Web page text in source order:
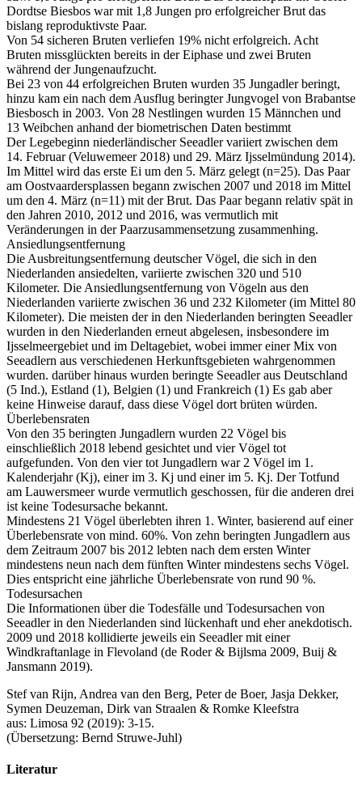
Dordtse Biesbos war mit 1,8 Jungen pro erfolgreicher Brut das
bislang reproduktivste Paar.
Von 54 sicheren Bruten verliefen 19% nicht erfolgreich. Acht
Bruten missglückten bereits in der Eiphase und zwei Bruten
während der Jungenaufzucht.
Bei 23 von 44 erfolgreichen Bruten wurden 35 Jungadler beringt,
hinzu kam ein nach dem Ausflug beringter Jungvogel von Brabantse
Biesbosch in 2003. Von 28 Nestlingen wurden 15 Männchen und
13 Weibchen anhand der biometrischen Daten bestimmt
Der Legebeginn niederländischer Seeadler variiert zwischen dem
14. Februar (Veluwemeer 2018) und 29. März Ijsselmündung 2014).
Im Mittel wird das erste Ei um den 5. März gelegt (n=25). Das Paar
am Oostvaardersplassen begann zwischen 2007 und 2018 im Mittel
um den 4. März (n=11) mit der Brut. Das Paar begann relativ spät in
den Jahren 2010, 2012 und 2016, was vermutlich mit
Veränderungen in der Paarzusammensetzung zusammenhing.
Ansiedlungsentfernung
Die Ausbreitungsentfernung deutscher Vögel, die sich in den
Niederlanden ansiedelten, variierte zwischen 320 und 510
Kilometer. Die Ansiedlungsentfernung von Vögeln aus den
Niederlanden variierte zwischen 36 und 232 Kilometer (im Mittel 80
Kilometer). Die meisten der in den Niederlanden beringten Seeadler
wurden in den Niederlanden erneut abgelesen, insbesondere im
Ijsselmeergebiet und im Deltagebiet, wobei immer einer Mix von
Seeadlern aus verschiedenen Herkunftsgebieten wahrgenommen
wurden. darüber hinaus wurden beringte Seeadler aus Deutschland
(5 Ind.), Estland (1), Belgien (1) und Frankreich (1) Es gab aber
keine Hinweise darauf, dass diese Vögel dort brüten würden.
Überlebensraten
Von den 35 beringten Jungadlern wurden 22 Vögel bis
einschließlich 2018 lebend gesichtet und vier Vögel tot
aufgefunden. Von den vier tot Jungadlern war 2 Vögel im 1.
Kalenderjahr (Kj), einer im 3. Kj und einer im 5. Kj. Der Totfund
am Lauwersmeer wurde vermutlich geschossen, für die anderen drei
ist keine Todesursache bekannt.
Mindestens 21 Vögel überlebten ihren 1. Winter, basierend auf einer
Überlebensrate von mind. 60%. Von zehn beringten Jungadlern aus
dem Zeitraum 2007 bis 2012 lebten nach dem ersten Winter
mindestens neun nach dem fünften Winter mindestens sechs Vögel.
Dies entspricht eine jährliche Überlebensrate von rund 90 %.
Todesursachen
Die Informationen über die Todesfälle und Todesursachen von
Seeadler in den Niederlanden sind lückenhaft und eher anekdotisch.
2009 und 2018 kollidierte jeweils ein Seeadler mit einer
Windkraftanlage in Flevoland (de Roder & Bijlsma 2009, Buij &
Jansmann 2019).
Stef van Rijn, Andrea van den Berg, Peter de Boer, Jasja Dekker,
Symen Deuzeman, Dirk van Straalen & Romke Kleefstra
aus: Limosa 92 (2019): 3-15.
(Übersetzung: Bernd Struwe-Juhl)
Literatur